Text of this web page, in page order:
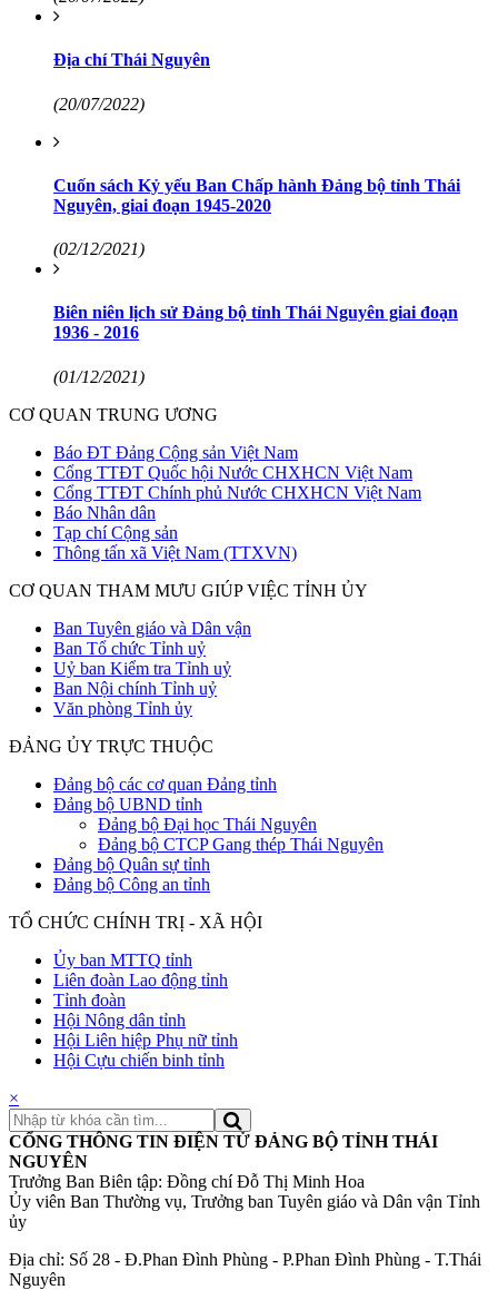
Địa chí Thái Nguyên
(20/07/2022)
Cuốn sách Kỷ yếu Ban Chấp hành Đảng bộ tỉnh Thái
Nguyên, giai đoạn 1945-2020
(02/12/2021)
Biên niên lịch sử Đảng bộ tỉnh Thái Nguyên giai đoạn
1936 - 2016
(01/12/2021)
CƠ QUAN TRUNG ƯƠNG
Báo ĐT Đảng Cộng sản Việt Nam
Cổng TTĐT Quốc hội Nước CHXHCN Việt Nam
Cổng TTĐT Chính phủ Nước CHXHCN Việt Nam
Báo Nhân dân
Tạp chí Cộng sản
Thông tấn xã Việt Nam (TTXVN)
CƠ QUAN THAM MƯU GIÚP VIỆC TỈNH ỦY
Ban Tuyên giáo và Dân vận
Ban Tổ chức Tỉnh uỷ
Uỷ ban Kiểm tra Tỉnh uỷ
Ban Nội chính Tỉnh uỷ
Văn phòng Tỉnh ủy
ĐẢNG ỦY TRỰC THUỘC
Đảng bộ các cơ quan Đảng tỉnh
Đảng bộ UBND tỉnh
Đảng bộ Đại học Thái Nguyên
Đảng bộ CTCP Gang thép Thái Nguyên
Đảng bộ Quân sự tỉnh
Đảng bộ Công an tỉnh
TỔ CHỨC CHÍNH TRỊ - XÃ HỘI
Ủy ban MTTQ tỉnh
Liên đoàn Lao động tỉnh
Tỉnh đoàn
Hội Nông dân tỉnh
Hội Liên hiệp Phụ nữ tỉnh
Hội Cựu chiến binh tỉnh
×
CỔNG THÔNG TIN ĐIỆN TỬ ĐẢNG BỘ TỈNH THÁI
NGUYÊN
Trưởng Ban Biên tập: Đồng chí Đỗ Thị Minh Hoa
Ủy viên Ban Thường vụ, Trưởng ban Tuyên giáo và Dân vận Tỉnh
ủy
Địa chỉ: Số 28 - Đ.Phan Đình Phùng - P.Phan Đình Phùng - T.Thái
Nguyên